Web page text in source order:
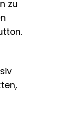
zu